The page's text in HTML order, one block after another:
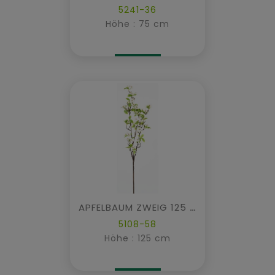
5241-36
Höhe : 75 cm
APFELBAUM ZWEIG 125 XL
5108-58
Höhe : 125 cm